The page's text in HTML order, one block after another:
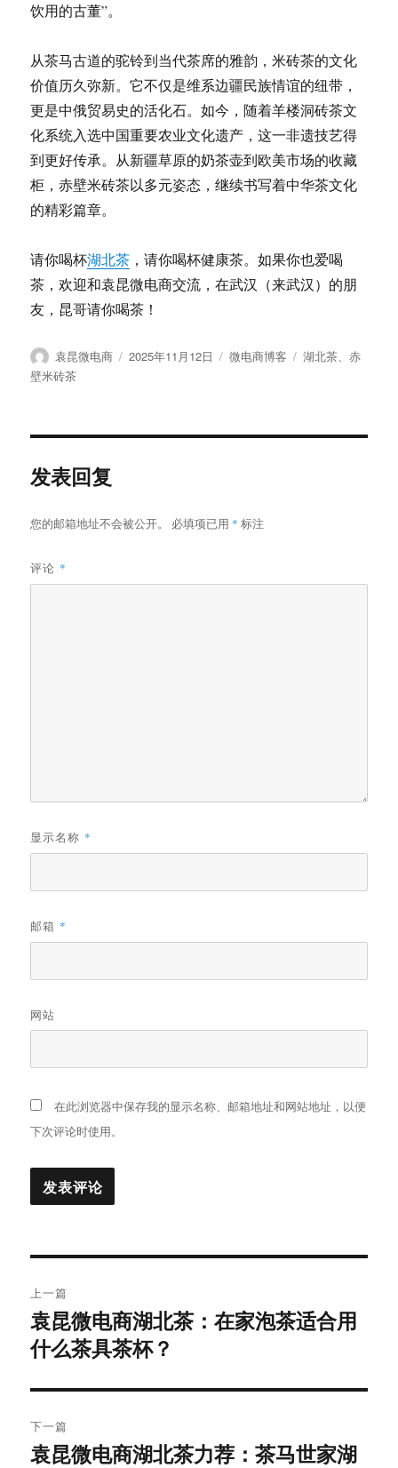
饮用的古董”。
从茶马古道的驼铃到当代茶席的雅韵，米砖茶的文化
价值历久弥新。它不仅是维系边疆民族情谊的纽带，
更是中俄贸易史的活化石。如今，随着羊楼洞砖茶文
化系统入选中国重要农业文化遗产，这一非遗技艺得
到更好传承。从新疆草原的奶茶壶到欧美市场的收藏
柜，赤壁米砖茶以多元姿态，继续书写着中华茶文化
的精彩篇章。
请你喝杯湖北茶 ，请你喝杯健康茶。如果你也爱喝
茶，欢迎和袁昆微电商交流，在武汉（来武汉）的朋
友，昆哥请你喝茶！
作
者
袁昆微电商
发
2025年11月12日
分
微电商博客
标
湖北茶、赤
壁米砖茶
发表回复
您的邮箱地址不会被公开。 必填项已用 * 标注
评论 *
显示名称 *
邮箱 *
网站
在此浏览器中保存我的显示名称、邮箱地址和网站地址，以便
下次评论时使用。
章
导
航
上一篇
上
篇
章：
袁昆微电商湖北茶：在家泡茶适合用
什么茶具茶杯？
下一篇
下
袁昆微电商湖北茶力荐：茶马世家湖